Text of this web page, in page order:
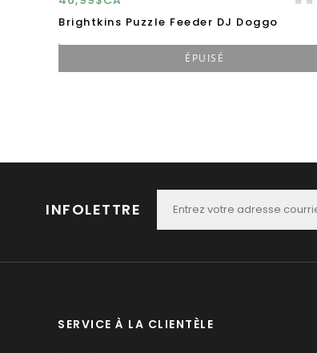
Brightkins Puzzle Feeder DJ Doggo
ÉPUISÉ
INFOLETTRE
SERVICE À LA CLIENTÈLE